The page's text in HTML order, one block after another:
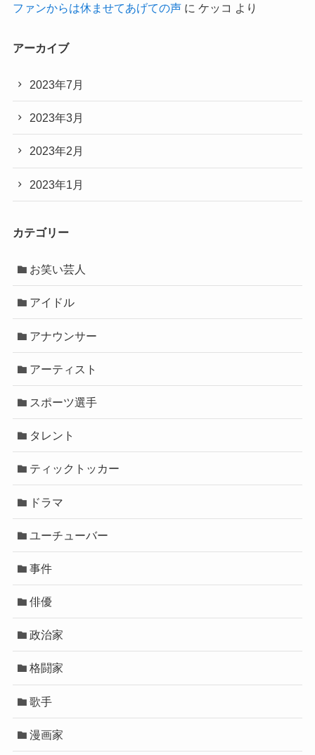
ファンからは休ませてあげての声に ケッコ より
アーカイブ
2023年7月
2023年3月
2023年2月
2023年1月
カテゴリー
お笑い芸人
アイドル
アナウンサー
アーティスト
スポーツ選手
タレント
ティックトッカー
ドラマ
ユーチューバー
事件
俳優
政治家
格闘家
歌手
漫画家